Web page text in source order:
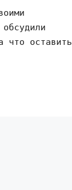
что оставить